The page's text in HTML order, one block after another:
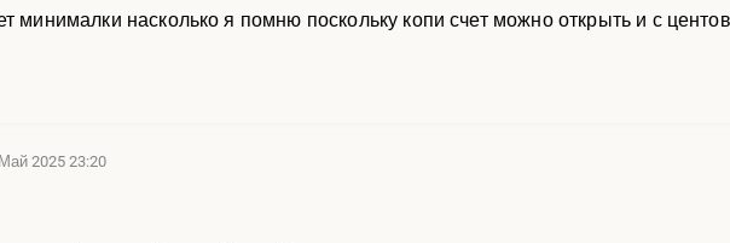
минималки насколько я помню поскольку копи счет можно открыть и с
2025 23:20